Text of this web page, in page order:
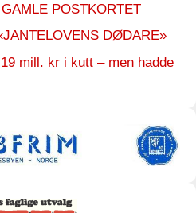
POSTKORTET
DØDARE»
mill. kr i kutt – men hadde